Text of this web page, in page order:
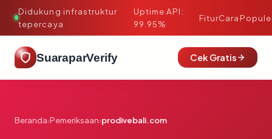
Didukung infrastruktur
tepercaya
·
Uptime API:
99.95%
FiturCara
SuaraparVerify Cek Gratis
Beranda›Pemeriksaan›prodivebali.com